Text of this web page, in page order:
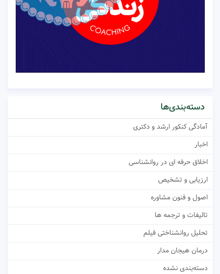
دسته‌بندی‌ها
آمادگی کنکور ارشد و دکتری
اخبار
اخلاق حرفه ای در روانشناسی
ارزیابی و تشخیص
اصول و فنون مشاوره
تالیفات و ترجمه ها
تحلیل روانشناختی فیلم
درمان هیجان مدار
دسته‌بندی نشده